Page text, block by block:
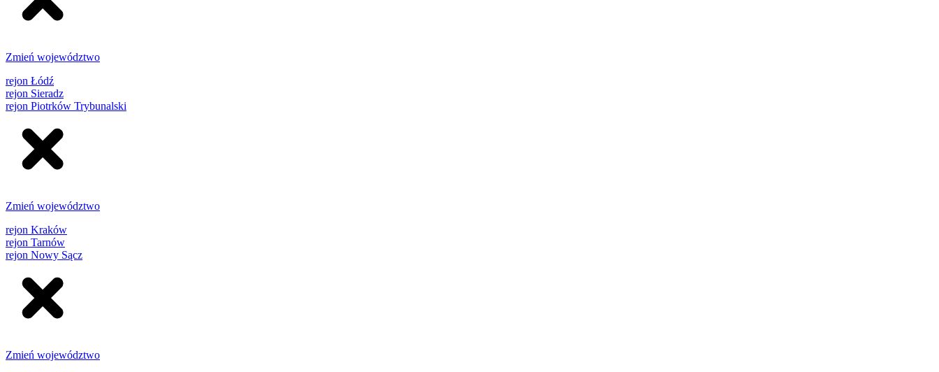
Zmień województwo
rejon Łódź
rejon Sieradz
rejon Piotrków Trybunalski
Zmień województwo
rejon Kraków
rejon Tarnów
rejon Nowy Sącz
Zmień województwo